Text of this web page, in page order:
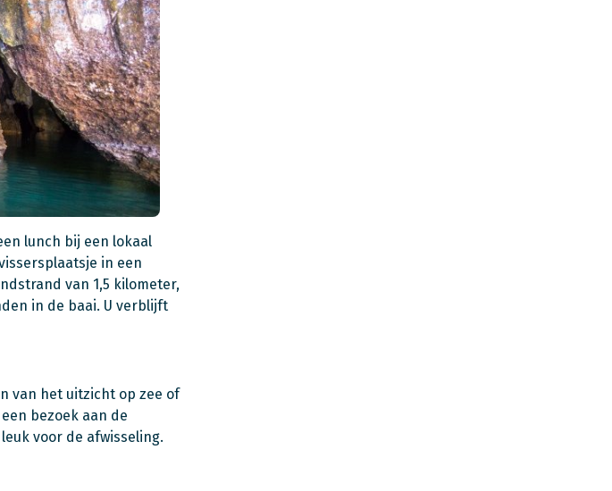
lunch bij een lokaal
in een
van 1,5 kilometer,
in de baai. U verblijft
van het uitzicht op zee of
bezoek aan de
voor de afwisseling.